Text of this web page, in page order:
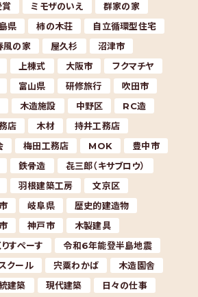
ミモザのいえ
群家の家
県 柿の木荘
自立循環型住宅
風の家 屋久杉
沼津市
上棟式 大阪市
フクマチヤ
富山県 研修旅行
吹田市
木造施設 中野区
RC造
店 木材
持井工務店
梅田工務店 MOK
豊中市
鉄骨造
㐂三郎（キサブロウ）
羽根建築工房
文京区
岐阜県
歴史的建造物
神戸市
木製建具
りすぺーす
令和6年能登半島地震
クール 宍粟わかば
木造園舎
建築 現代建築
日々の仕事